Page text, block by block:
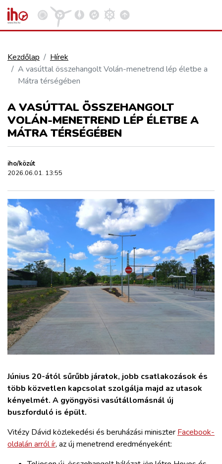
VASÚT
KÖZÚT
REPÜLÉS
KÖZLEKEDÉSFEJLESZTÉS
ZÖLDÚT
HAJÓZÁS
BLOG
ARCHÍVUM
WEBSHOP
BELÉPÉS
REGISZTRÁCIÓ
Kezdőlap
Hírek
A vasúttal összehangolt Volán-menetrend lép életbe a
Mátra térségében
A VASÚTTAL ÖSSZEHANGOLT
VOLÁN-MENETREND LÉP ÉLETBE A
MÁTRA TÉRSÉGÉBEN
iho/közút
2026.06.01. 13:55
Június 20-ától sűrűbb járatok, jobb csatlakozások és
több közvetlen kapcsolat szolgálja majd az utasok
kényelmét. A gyöngyösi vasútállomásnál új
buszforduló is épült.
Vitézy Dávid közlekedési és beruházási miniszter Facebook-
oldalán arról ír, az új menetrend eredményeként: